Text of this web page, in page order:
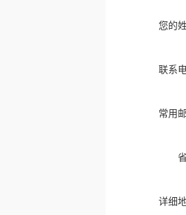
您的
联系
常用
详细